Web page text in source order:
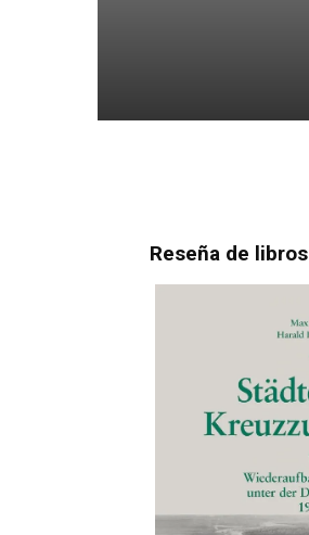
Reseña de libros